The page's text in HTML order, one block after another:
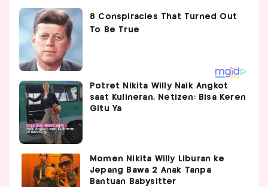
Potret Nikita Willy Naik Angkot
saat Kulineran, Netizen: Bisa Keren
Gitu Ya
Momen Nikita Willy Liburan ke
Jepang Bawa 2 Anak Tanpa
Bantuan Babysitter